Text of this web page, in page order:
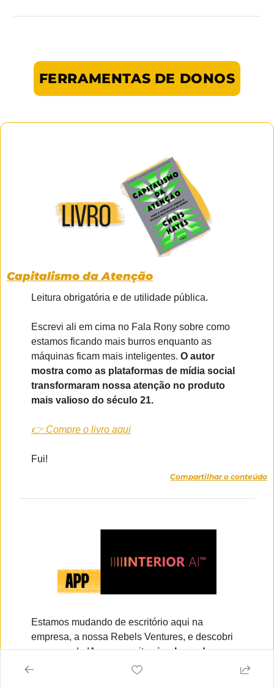
FERRAMENTAS DE DONOS
Capitalismo da Atenção
Leitura obrigatória e de utilidade pública.
Escrevi ali em cima no Fala Rony sobre como
estamos ficando mais burros enquanto as
máquinas ficam mais inteligentes. O autor
mostra como as plataformas de mídia social
transformaram nossa atenção no produto
mais valioso do século 21.
👉 Compre o livro aqui
Fui!
Compartilhar o conteúdo
Estamos mudando de escritório aqui na
empresa, a nossa Rebels Ventures, e descobri
esse app de IA que permite simular cada um
dos ambientes em foto e vídeo a partir de